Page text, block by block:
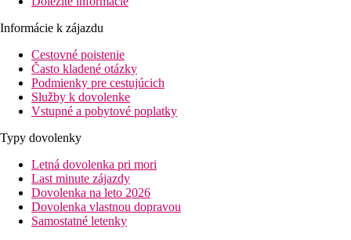
Informácie k zájazdu
Cestovné poistenie
Často kladené otázky
Podmienky pre cestujúcich
Služby k dovolenke
Vstupné a pobytové poplatky
Typy dovolenky
Letná dovolenka pri mori
Last minute zájazdy
Dovolenka na leto 2026
Dovolenka vlastnou dopravou
Samostatné letenky